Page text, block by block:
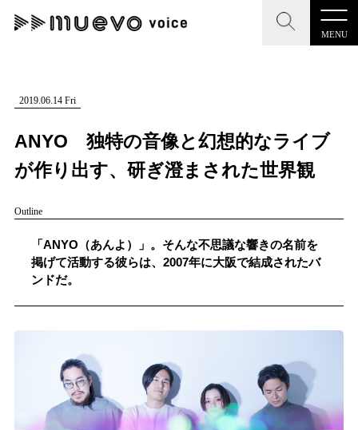
MENU
CLOSE
記事を検索する
人気ワード
#男性SSW #ポップス #女性SSW #ロック
#男性シンガー
CLOSE
"読者の声を形にする”音楽特化メディア
MENU
記事一覧
プレスリリース一覧
会社概要
記事リクエスト
ログイン
2019.06.14 Fri
ANYO 独特の音像と幻想的なライブ
が作り出す、研ぎ澄まされた世界観
Outline
「ANYO（あんよ）」。そんな不思議な響きの名前を
掲げて活動する彼らは、2007年に大阪で結成されたバ
ンドだ。